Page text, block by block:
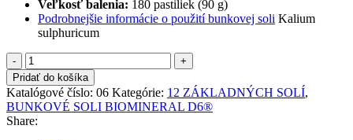
Veľkosť balenia: ​ 180 pastiliek (90 g)
Podrobnejšie informácie o použití bunkovej soli Kalium
sulphuricum
množstvo
Kali
Sulph
Pridať do košíka
Katalógové číslo: 06 Kategórie: 12 ZÁKLADNÝCH SOLÍ,
BUNKOVÉ SOLI BIOMINERAL D6®
Share: